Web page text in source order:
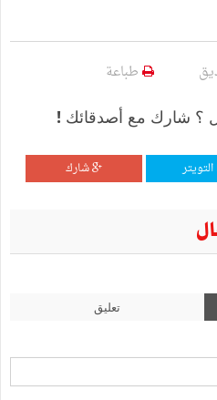
طباعة
؟ شارك مع أصدقائك !
التويتر شارك
تعليق